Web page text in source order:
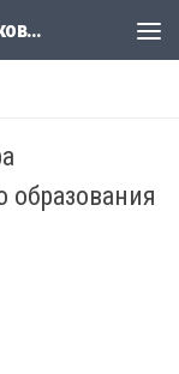
Лабинская РТО Профсоюза работников народного образования и науки
образования